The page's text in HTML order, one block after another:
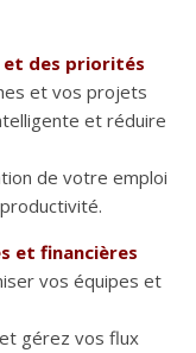
des priorités
et vos projets
et réduire
de votre emploi
et financières
vos équipes et
gérez vos flux